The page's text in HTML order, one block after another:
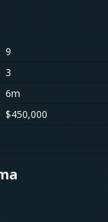
9
3
6m
$450,000